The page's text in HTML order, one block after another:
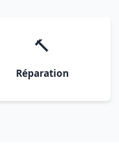
🔨
Réparation